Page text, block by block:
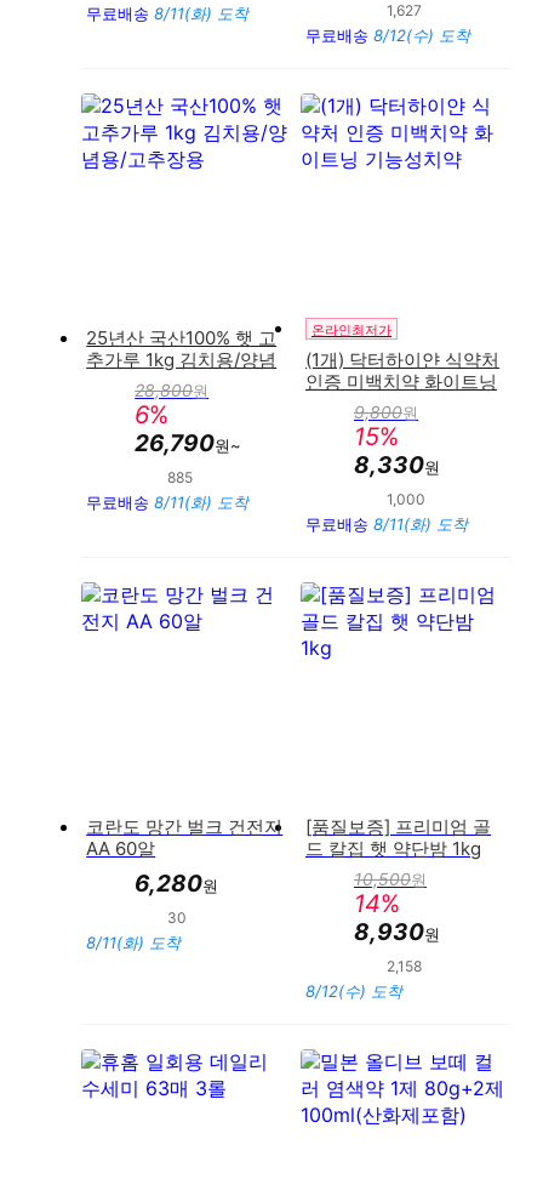
무료배송 8/11(화) 도착 1,627
무료배송 8/12(수) 도착
25년산 국산100% 햇 고
추가루 1kg 김치용/양념
용/고추장용
28,800원
6%
26,790원~
885
무료배송 8/11(화) 도착
온라인최저가
(1개) 닥터하이얀 식약처
인증 미백치약 화이트닝
기능성치약
9,800원
15%
8,330원
1,000
무료배송 8/11(화) 도착
코란도 망간 벌크 건전지
AA 60알
6,280원
30
8/11(화) 도착
[품질보증] 프리미엄 골
드 칼집 햇 약단밤 1kg
10,500원
14%
8,930원
2,158
8/12(수) 도착